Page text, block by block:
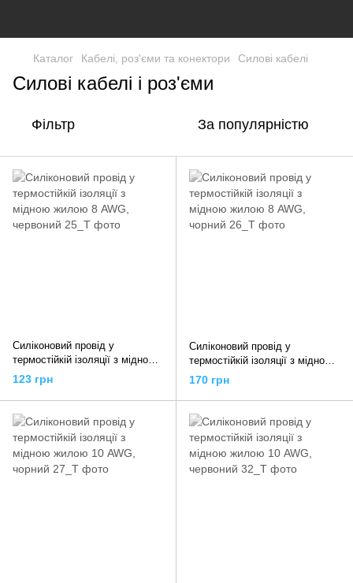
Каталог Кабелі, роз'єми та конектори Силові кабелі
Силові кабелі і роз'єми
Фільтр За популярністю
Силіконовий провід у
термостійкій ізоляції з мідною
жилою 8 AWG, червоний
123 грн
Силіконовий провід у
термостійкій ізоляції з мідною
жилою 8 AWG, чорний
170 грн